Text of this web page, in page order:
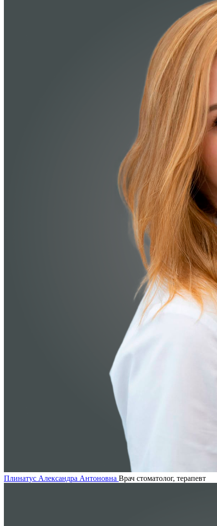
Плинатус Александра Антоновна Врач стоматолог, терапевт